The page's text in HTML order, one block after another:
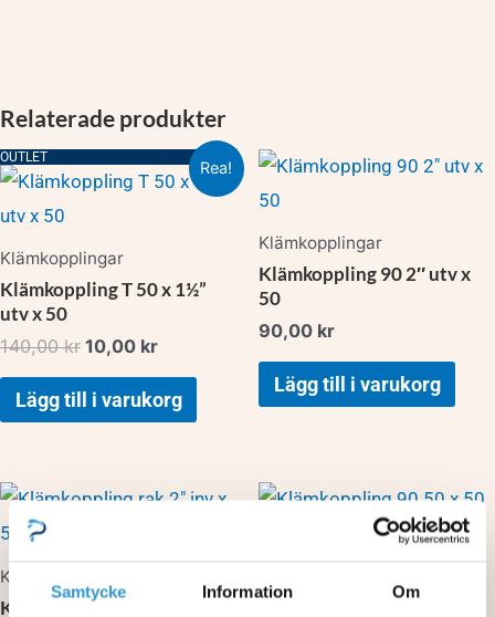
Samtycke Information Om
Relaterade produkter
Rea!
OUTLET
Klämkopplingar
Klämkoppling T 50 x 1½”
utv x 50
140,00kr
ursprungliga
140,00 kr.
10,00 kr
nuvarande
Lägg till i varukorg
Klämkopplingar
Klämkoppling 90 2″ utv x
50
90,00 kr
Lägg till i varukorg
Klämkopplingar
Klämkoppling rak 2″ inv x
Klämkopplingar